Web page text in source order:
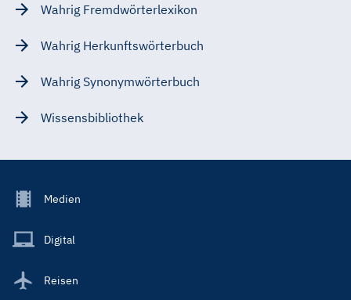
Wahrig Fremdwörterlexikon
Wahrig Herkunftswörterbuch
Wahrig Synonymwörterbuch
Wissensbibliothek
Footer
Main
Medien
Digital
Reisen